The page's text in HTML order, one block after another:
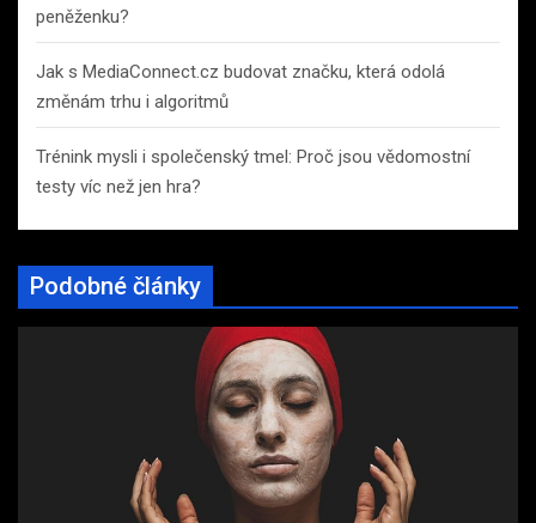
peněženku?
Jak s MediaConnect.cz budovat značku, která odolá
změnám trhu i algoritmů
Trénink mysli i společenský tmel: Proč jsou vědomostní
testy víc než jen hra?
Podobné články